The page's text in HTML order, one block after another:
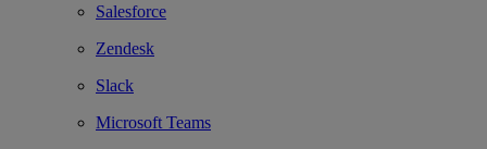
Salesforce
Zendesk
Slack
Microsoft Teams